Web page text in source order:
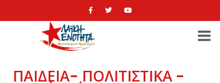
ΠΑΙΔΕΙΑ- ΠΟΛΙΤΙΣΤΙΚΑ -